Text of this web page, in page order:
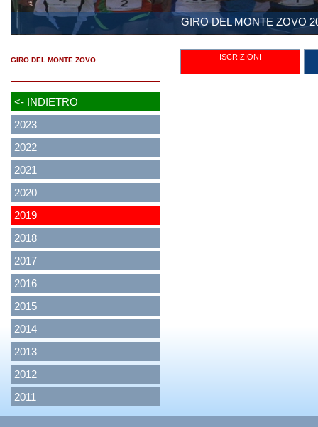
GIRO DEL MONTE ZOVO
GIRO DEL MONTE ZOVO
<- INDIETRO
2023
2022
2021
2020
2019
2018
2017
2016
2015
2014
2013
2012
2011
ISCRIZIONI